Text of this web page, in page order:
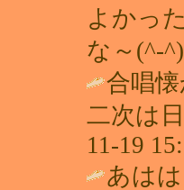
よかっ
な～(^-
合唱
二次は
11-19
あは